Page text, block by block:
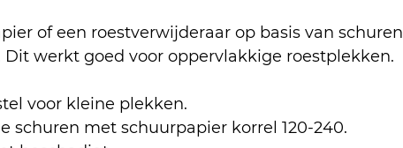
of een roestverwijderaar op basis van schuren
Dit werkt goed voor oppervlakkige roestplekken.
voor kleine plekken.
schuren met schuurpapier korrel 120-240.